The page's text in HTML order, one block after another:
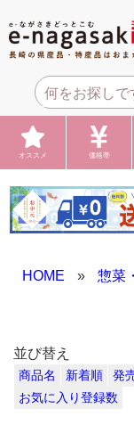
オススメ 価格帯
HOME » 惣菜
並び替え
商品名 新着順 発
お気に入り登録数